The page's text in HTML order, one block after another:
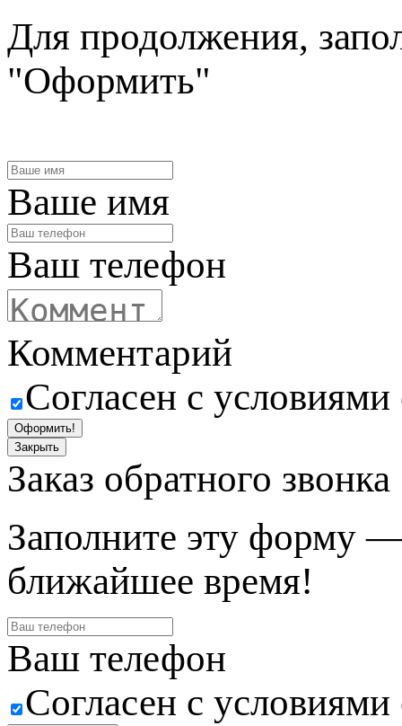
Для продолжения,
"Оформить"
Ваше имя
Ваш телефон
Комментарий
Согласен с
Оформить!
Закрыть
Заказ обратного звонка
Заполните эту форму
ближайшее время!
Ваш телефон
Согласен с